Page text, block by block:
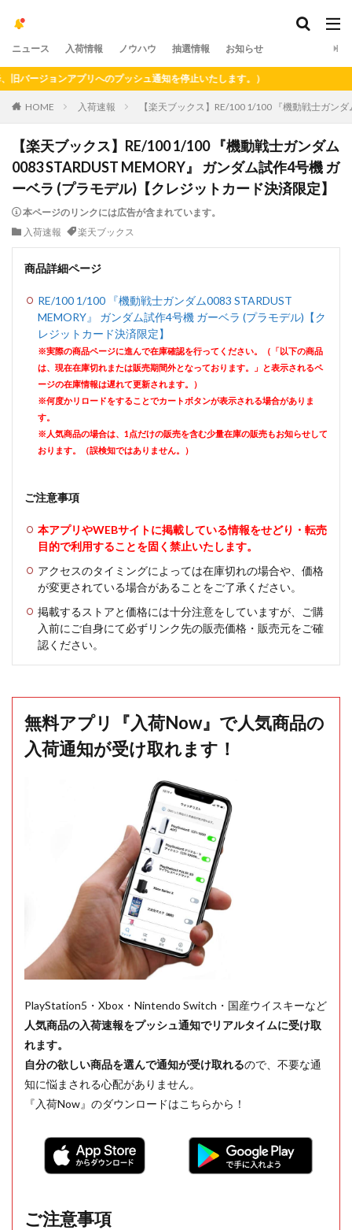
ニュース 入荷情報 ノウハウ 抽選情報 お知らせ
ジョンアプリへのプッシュ通知を停止いたします。）
HOME 入荷速報 【楽天ブックス】RE/100 1/100 『機動戦士ガン
【楽天ブックス】RE/100 1/100 『機動戦士ガンダム
0083 STARDUST MEMORY』 ガンダム試作4号機 ガ
ーベラ (プラモデル)【クレジットカード決済限定】
本ページのリンクには広告が含まれています。
入荷速報
楽天ブックス
商品詳細ページ
RE/100 1/100 『機動戦士ガンダム0083 STARDUST
MEMORY』 ガンダム試作4号機 ガーベラ (プラモデル)【ク
レジットカード決済限定】
※実際の商品ページに進んで在庫確認を行ってください。（「以下の商品
は、現在在庫切れまたは販売期間外となっております。」と表示されるペ
ージの在庫情報は遅れて更新されます。）
※何度かリロードをすることでカートボタンが表示される場合がありま
す。
※人気商品の場合は、1点だけの販売を含む少量在庫の販売もお知らせして
おります。（誤検知ではありません。）
ご注意事項
本アプリやWEBサイトに掲載している情報をせどり・転売
目的で利用することを固く禁止いたします。
アクセスのタイミングによっては在庫切れの場合や、価格
が変更されている場合があることをご了承ください。
掲載するストアと価格には十分注意をしていますが、ご購
入前にご自身にて必ずリンク先の販売価格・販売元をご確
認ください。
無料アプリ『入荷Now』で人気商品の
入荷通知が受け取れます！
PlayStation5・Xbox・Nintendo Switch・国産ウイスキーなど
人気商品の入荷速報をプッシュ通知でリアルタイムに受け取
れます。
自分の欲しい商品を選んで通知が受け取れるので、不要な通
知に悩まされる心配がありません。
『入荷Now』のダウンロードはこちらから！
ご注意事項